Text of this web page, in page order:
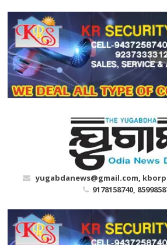
content
yugabdanews@gmail.com,
9178158740,